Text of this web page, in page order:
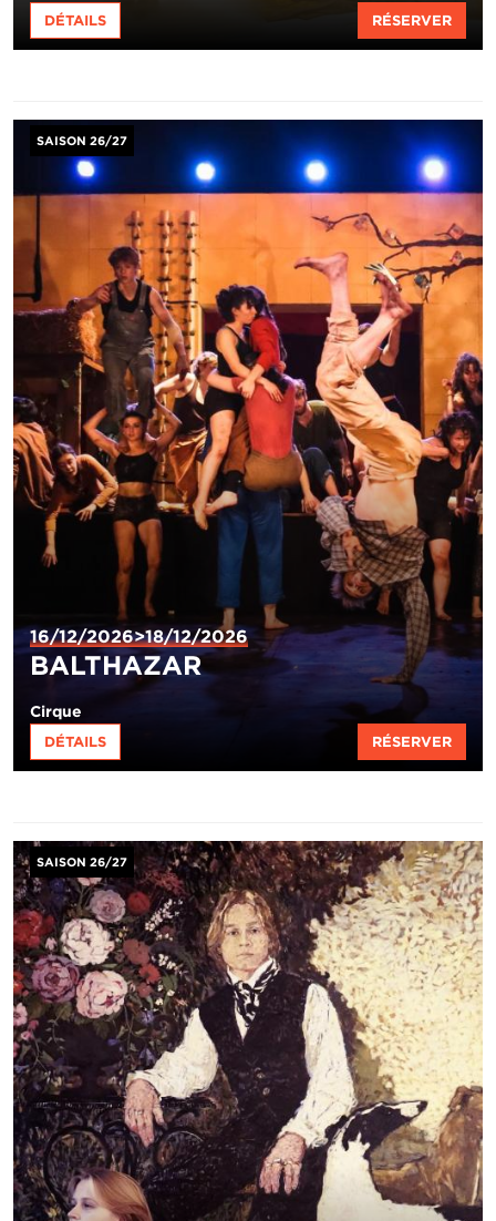
DÉTAILS RÉSERVER
Image
SAISON 26/27
16/12/2026>18/12/2026
BALTHAZAR
Cirque
DÉTAILS RÉSERVER
Image
SAISON 26/27